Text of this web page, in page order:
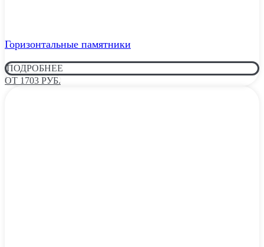
Горизонтальные памятники
ПОДРОБНЕЕ
ОТ 1703 РУБ.